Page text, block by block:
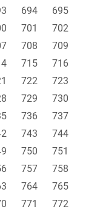
694
695
701
702
708
709
715
716
722
723
729
730
736
737
743
744
750
751
757
758
764
765
771
772